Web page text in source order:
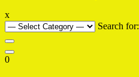
x
Search for:
0